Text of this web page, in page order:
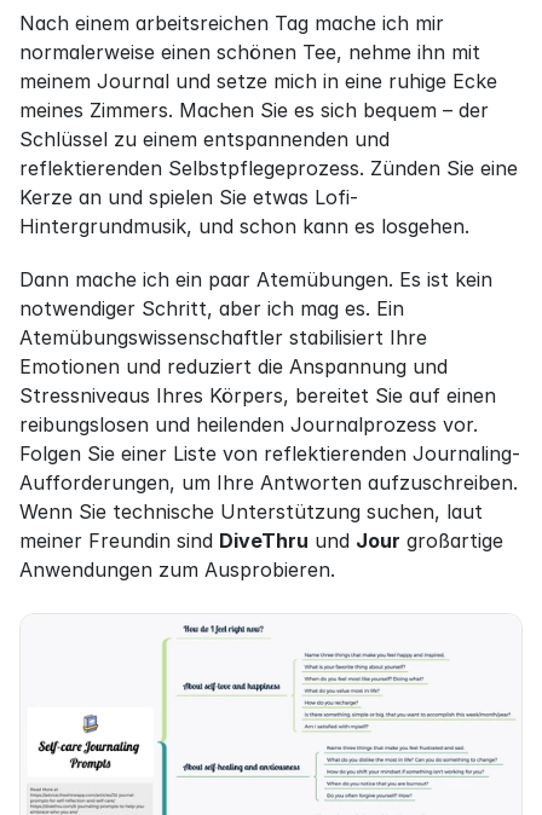
Nach einem arbeitsreichen Tag mache ich mir
normalerweise einen schönen Tee, nehme ihn mit
meinem Journal und setze mich in eine ruhige Ecke
meines Zimmers. Machen Sie es sich bequem – der
Schlüssel zu einem entspannenden und
reflektierenden Selbstpflegeprozess. Zünden Sie eine
Kerze an und spielen Sie etwas Lofi-
Hintergrundmusik, und schon kann es losgehen.
Dann mache ich ein paar Atemübungen. Es ist kein
notwendiger Schritt, aber ich mag es. Ein
Atemübungswissenschaftler stabilisiert Ihre
Emotionen und reduziert die Anspannung und
Stressniveaus Ihres Körpers, bereitet Sie auf einen
reibungslosen und heilenden Journalprozess vor.
Folgen Sie einer Liste von reflektierenden Journaling-
Aufforderungen, um Ihre Antworten aufzuschreiben.
Wenn Sie technische Unterstützung suchen, laut
meiner Freundin sind DiveThru und Jour großartige
Anwendungen zum Ausprobieren.